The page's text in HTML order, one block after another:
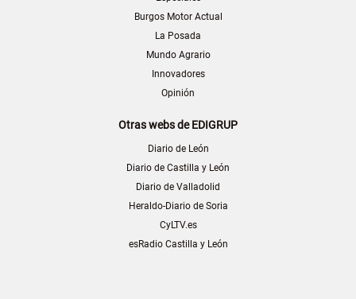
Burgos Motor Actual
La Posada
Mundo Agrario
Innovadores
Opinión
Otras webs de EDIGRUP
Diario de León
Diario de Castilla y León
Diario de Valladolid
Heraldo-Diario de Soria
CyLTV.es
esRadio Castilla y León